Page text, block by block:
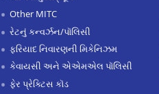
Other MITC
રેટનું કન્વર્ઝન/પૉલિસી
ફરિયાદ નિવારણની મિકેનિઝમ
કેવાયસી અને એએમએલ પૉલિસી
ફેર પ્રેક્ટિસ કૉડ